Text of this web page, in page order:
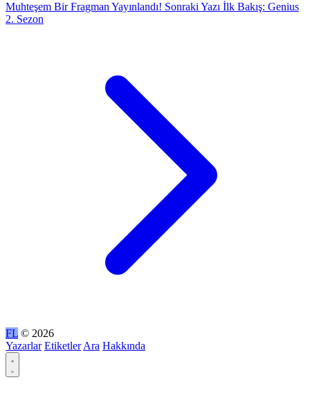
Muhteşem Bir Fragman Yayınlandı! Sonraki Yazı İlk Bakış: Genius
2. Sezon
FL © 2026
Yazarlar Etiketler Ara Hakkında